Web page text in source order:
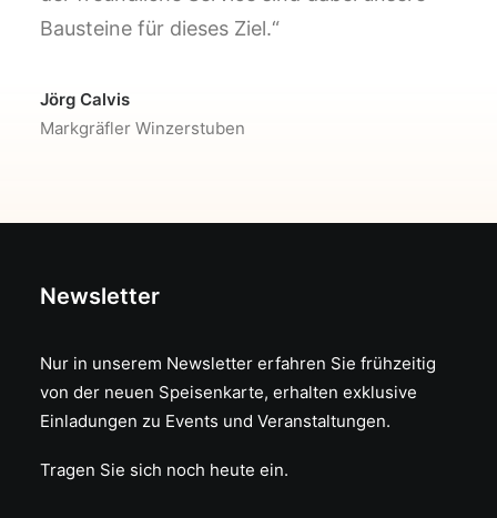
Bausteine für dieses Ziel.“
Jörg Calvis
Markgräfler Winzerstuben
Newsletter
Nur in unserem Newsletter erfahren Sie frühzeitig
von der neuen Speisenkarte, erhalten exklusive
Einladungen zu Events und Veranstaltungen.
Tragen Sie sich noch heute ein.